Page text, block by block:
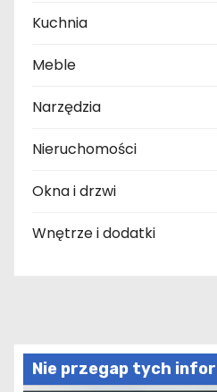
Kuchnia
Meble
Narzędzia
Nieruchomości
Okna i drzwi
Wnętrze i dodatki
Nie przegap tych